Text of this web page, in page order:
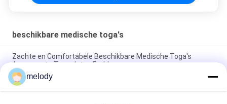
beschikbare medische toga's
Zachte en Comfortabele Beschikbare Medische Toga's
Aangepaste Toegelaten Embleemoem
De niet Geweven Beschikbare Beschermende Toga's van SMS,
Beschikbare Veiligheid die Antistof kleden
melody